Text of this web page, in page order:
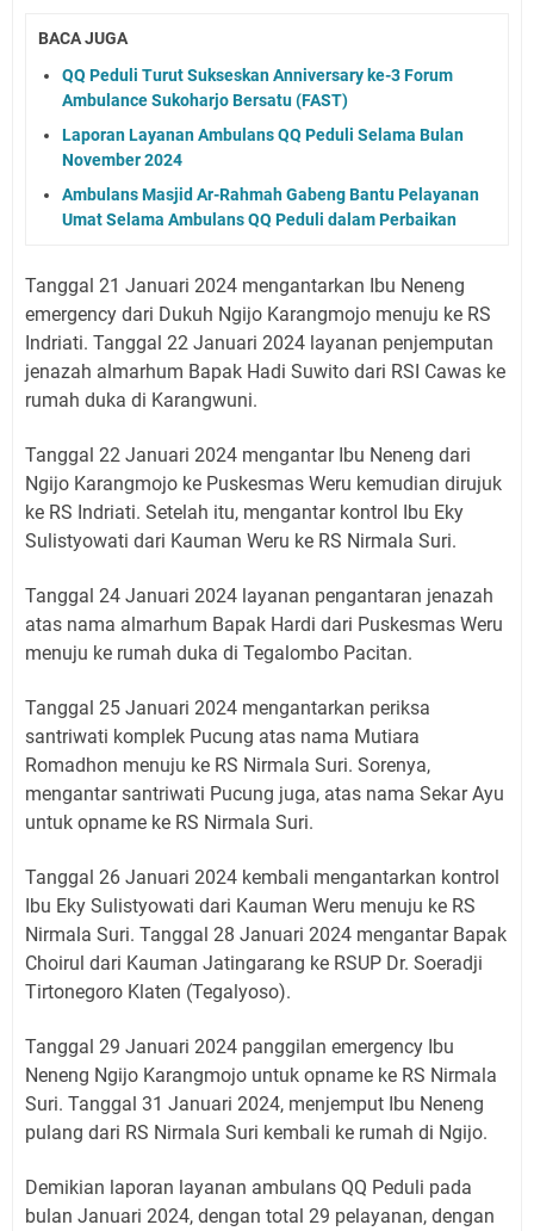
BACA JUGA
QQ Peduli Turut Sukseskan Anniversary ke-3 Forum
Ambulance Sukoharjo Bersatu (FAST)
Laporan Layanan Ambulans QQ Peduli Selama Bulan
November 2024
Ambulans Masjid Ar-Rahmah Gabeng Bantu Pelayanan
Umat Selama Ambulans QQ Peduli dalam Perbaikan
Tanggal 21 Januari 2024 mengantarkan Ibu Neneng
emergency dari Dukuh Ngijo Karangmojo menuju ke RS
Indriati. Tanggal 22 Januari 2024 layanan penjemputan
jenazah almarhum Bapak Hadi Suwito dari RSI Cawas ke
rumah duka di Karangwuni.
Tanggal 22 Januari 2024 mengantar Ibu Neneng dari
Ngijo Karangmojo ke Puskesmas Weru kemudian dirujuk
ke RS Indriati. Setelah itu, mengantar kontrol Ibu Eky
Sulistyowati dari Kauman Weru ke RS Nirmala Suri.
Tanggal 24 Januari 2024 layanan pengantaran jenazah
atas nama almarhum Bapak Hardi dari Puskesmas Weru
menuju ke rumah duka di Tegalombo Pacitan.
Tanggal 25 Januari 2024 mengantarkan periksa
santriwati komplek Pucung atas nama Mutiara
Romadhon menuju ke RS Nirmala Suri. Sorenya,
mengantar santriwati Pucung juga, atas nama Sekar Ayu
untuk opname ke RS Nirmala Suri.
Tanggal 26 Januari 2024 kembali mengantarkan kontrol
Ibu Eky Sulistyowati dari Kauman Weru menuju ke RS
Nirmala Suri. Tanggal 28 Januari 2024 mengantar Bapak
Choirul dari Kauman Jatingarang ke RSUP Dr. Soeradji
Tirtonegoro Klaten (Tegalyoso).
Tanggal 29 Januari 2024 panggilan emergency Ibu
Neneng Ngijo Karangmojo untuk opname ke RS Nirmala
Suri. Tanggal 31 Januari 2024, menjemput Ibu Neneng
pulang dari RS Nirmala Suri kembali ke rumah di Ngijo.
Demikian laporan layanan ambulans QQ Peduli pada
bulan Januari 2024, dengan total 29 pelayanan, dengan